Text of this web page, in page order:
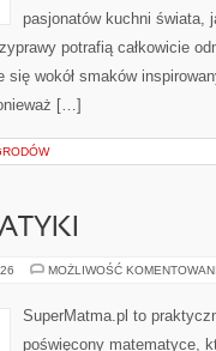
pasjonatów kuchni świata,
potrafią całkowicie
wokół smaków
[…]
MOŻLIWOŚĆ
SuperMatma.pl to
poświęcony matematyce,